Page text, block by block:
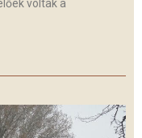
voltak a